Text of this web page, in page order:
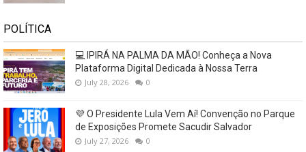
POLÍTICA
💻 IPIRÁ NA PALMA DA MÃO! Conheça a Nova
Plataforma Digital Dedicada à Nossa Terra
July 28, 2026 0
💜 O Presidente Lula Vem Aí! Convenção no Parque
de Exposições Promete Sacudir Salvador
July 27, 2026 0